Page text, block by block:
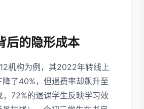
后的隐形成本
机构为例，其2022年转线上
了40%，但退费率却飙升至
，72%的退课学生反映学习效